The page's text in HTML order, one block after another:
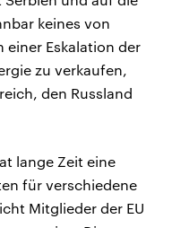
keines von
einer Eskalation der
zu verkaufen,
den Russland
lange Zeit eine
für verschiedene
Mitglieder der EU